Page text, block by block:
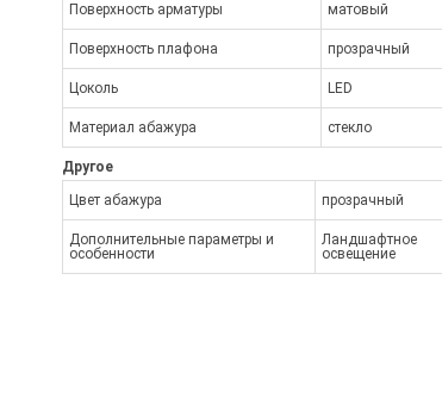
Поверхность арматуры матовый
Поверхность плафона прозрачный
Цоколь LED
Материал абажура стекло
Другое
Цвет абажура
прозрачный
Дополнительные параметры и
особенности
Ландшафтное
освещение